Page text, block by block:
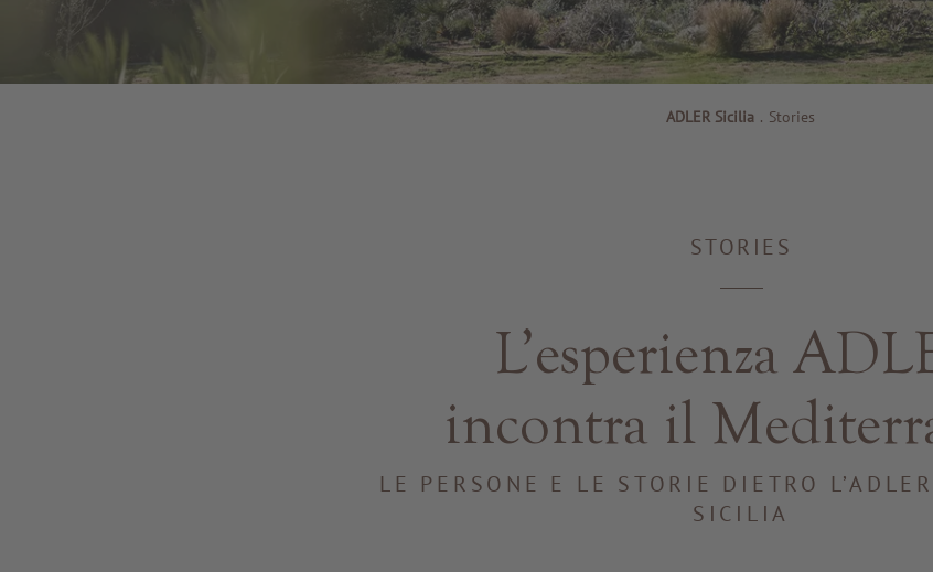
ADLER Sicilia . Stories
STORIES
L’esperienza
incontra il
LE PERSONE E LE STORIE DIETRO
SICILIA